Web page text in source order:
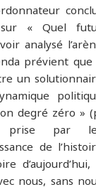
sur « Quel
analysé
prévient que
un
degré zéro »
prise par
de
d’aujourd’hui,
nous, sans